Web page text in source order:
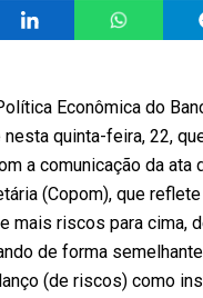
Econômica do
nesta quinta-feira, 22,
a comunicação da ata
(Copom), que
mais riscos para cima,
de forma
(de riscos) como